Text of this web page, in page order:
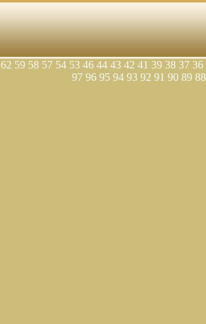
36
37
38
39
41
42
43
44
46
53
54
57
58
59
62
88
89
90
91
92
93
94
95
96
97